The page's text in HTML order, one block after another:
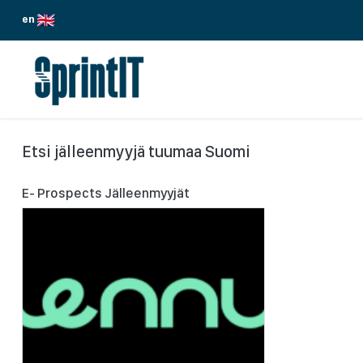
en
Etsi jälleenmyyjä tuumaa Suomi
E- Prospects Jälleenmyyjät